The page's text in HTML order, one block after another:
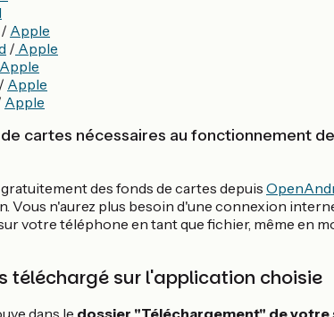
/ Apple
/ Apple
Apple
/ Apple
Apple
cartes nécessaires au fonctionnement
des fonds de cartes depuis
Vous n'aurez plus besoin d'une connexion
votre téléphone en tant que fichier, même en
téléchargé sur l'application choisie
dans le dossier "Téléchargement" de votre